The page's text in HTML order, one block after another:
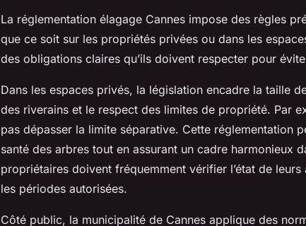
La réglementation élagage Cannes impose des règles
que ce soit sur les propriétés privées ou dans les
des obligations claires qu’ils doivent respecter pour
Dans les espaces privés, la législation encadre la taille
des riverains et le respect des limites de propriété. Par
pas dépasser la limite séparative. Cette réglementation
santé des arbres tout en assurant un cadre harmonieux
propriétaires doivent fréquemment vérifier l’état de leurs
les périodes autorisées.
Côté public, la municipalité de Cannes applique des